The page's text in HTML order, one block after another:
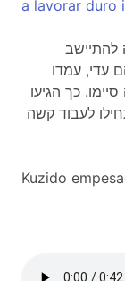
a lavorar duro i
להתיישב
עדי, עמדו
כך הגיעו
לעבוד קשה
Kuzido